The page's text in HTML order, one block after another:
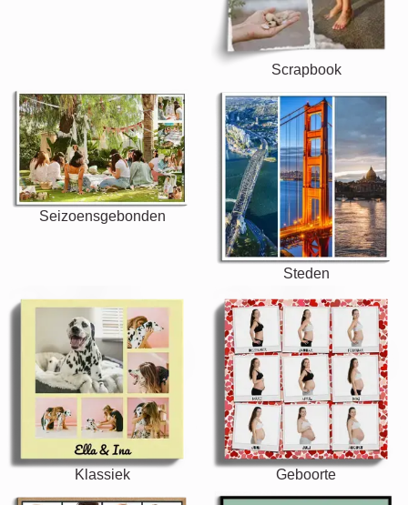
Scrapbook
Seizoensgebonden
Steden
Klassiek Geboorte